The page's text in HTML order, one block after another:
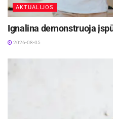
AKTUALIJOS
Ignalina demonstruoja
2026-08-05